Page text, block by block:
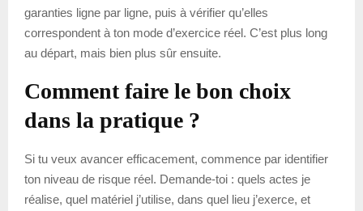
garanties ligne par ligne, puis à vérifier qu’elles
correspondent à ton mode d’exercice réel. C’est plus long
au départ, mais bien plus sûr ensuite.
Comment faire le bon choix
dans la pratique ?
Si tu veux avancer efficacement, commence par identifier
ton niveau de risque réel. Demande-toi : quels actes je
réalise, quel matériel j’utilise, dans quel lieu j’exerce, et